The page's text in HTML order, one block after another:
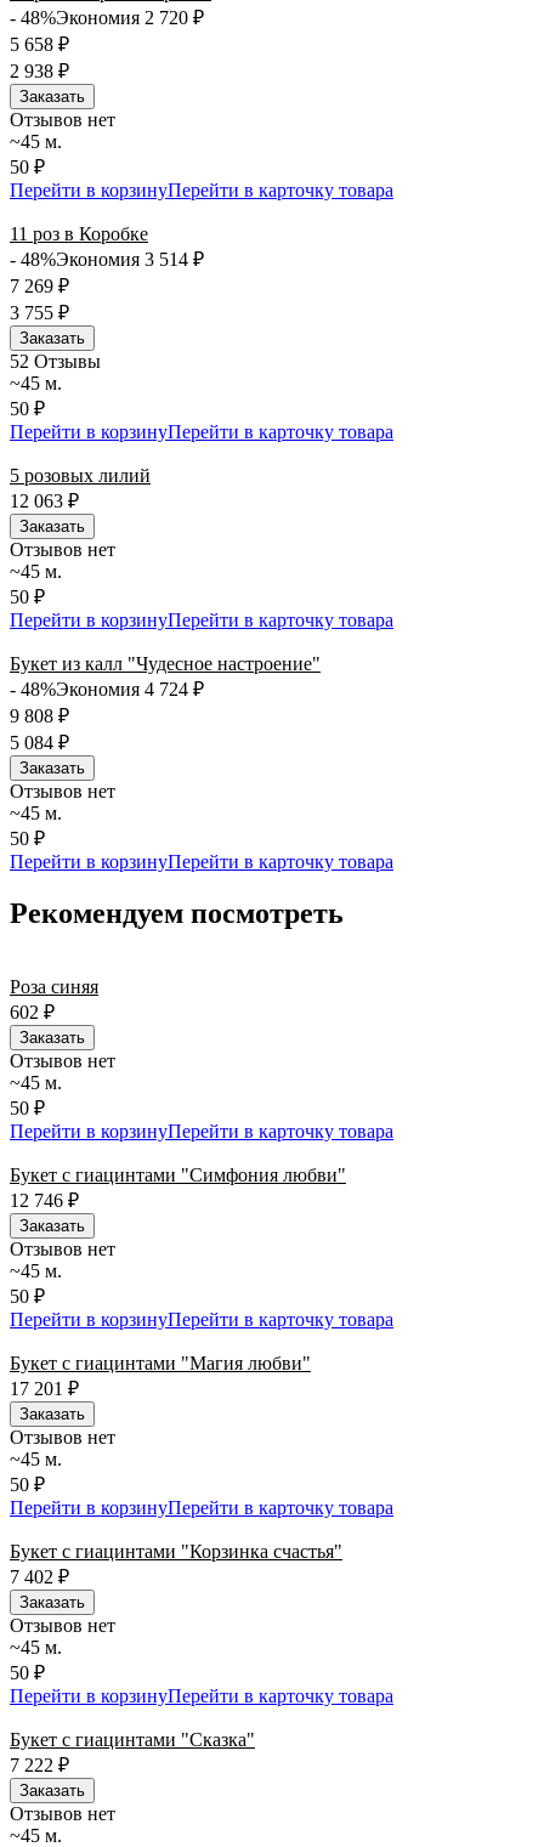
- 48%Экономия 2 720 ₽
5 658 ₽
2 938 ₽
Заказать
Отзывов нет
~45 м.
50 ₽
Перейти в корзинуПерейти в карточку товара
11 роз в Коробке
- 48%Экономия 3 514 ₽
7 269 ₽
3 755 ₽
Заказать
52 Отзывы
~45 м.
50 ₽
Перейти в корзинуПерейти в карточку товара
5 розовых лилий
12 063 ₽
Заказать
Отзывов нет
~45 м.
50 ₽
Перейти в корзинуПерейти в карточку товара
Букет из калл "Чудесное настроение"
- 48%Экономия 4 724 ₽
9 808 ₽
5 084 ₽
Заказать
Отзывов нет
~45 м.
50 ₽
Перейти в корзинуПерейти в карточку товара
Рекомендуем посмотреть
Роза синяя
602 ₽
Заказать
Отзывов нет
~45 м.
50 ₽
Перейти в корзинуПерейти в карточку товара
Букет с гиацинтами "Симфония любви"
12 746 ₽
Заказать
Отзывов нет
~45 м.
50 ₽
Перейти в корзинуПерейти в карточку товара
Букет с гиацинтами "Магия любви"
17 201
₽
Заказать
Отзывов нет
~45 м.
50 ₽
Перейти в корзинуПерейти в карточку товара
Букет с гиацинтами "Корзинка счастья"
7 402 ₽
Заказать
Отзывов нет
~45 м.
50 ₽
Перейти в корзинуПерейти в карточку товара
Букет с гиацинтами "Сказка"
7 222 ₽
Заказать
Отзывов нет
~45 м.